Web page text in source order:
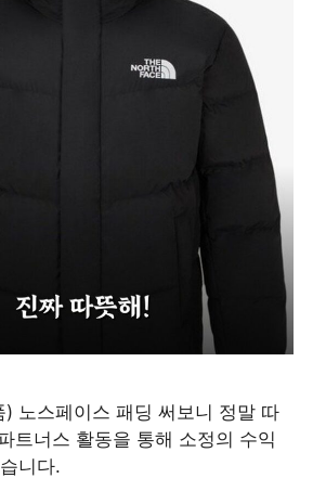
) 노스페이스 패딩 써보니 정말 따
트너스 활동을 통해 소정의 수익
니다.